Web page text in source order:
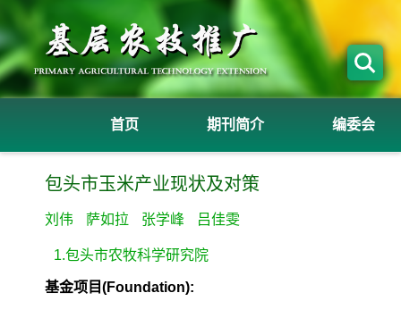
首页 期刊简介 编委会
包头市玉米产业现状及对策
刘伟 萨如拉 张学峰 吕佳雯
1.包头市农牧科学研究院
基金项目(Foundation):